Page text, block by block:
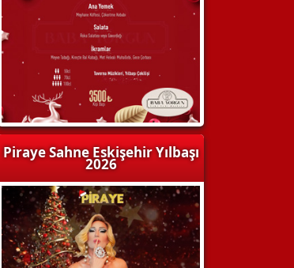
Piraye Sahne Eskişehir Yılbaşı
2026